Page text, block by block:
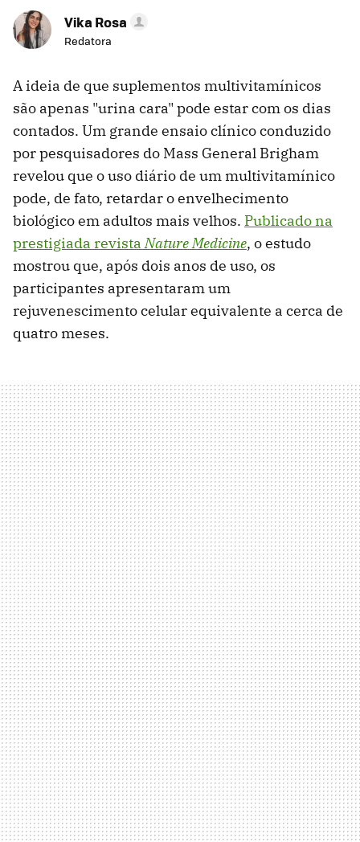
Vika Rosa
Redatora
A ideia de que suplementos multivitamínicos
são apenas "urina cara" pode estar com os dias
contados. Um grande ensaio clínico conduzido
por pesquisadores do Mass General Brigham
revelou que o uso diário de um multivitamínico
pode, de fato, retardar o envelhecimento
biológico em adultos mais velhos. Publicado na
prestigiada revistaNature Medicine, o estudo
mostrou que, após dois anos de uso, os
participantes apresentaram um
rejuvenescimento celular equivalente a cerca de
quatro meses.